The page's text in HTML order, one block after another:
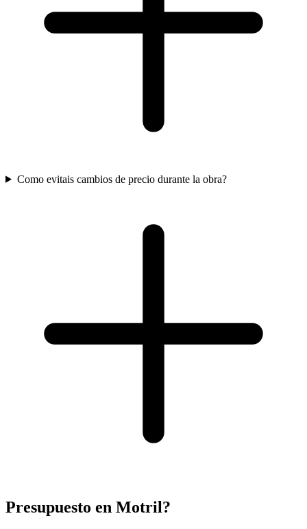
Como evitais cambios de precio durante la obra?
Presupuesto en Motril?